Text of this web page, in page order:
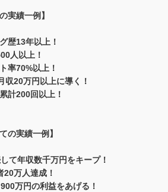
実績一例】
歴13年以上！
人以上！
率70%以上！
収20万円以上に導く！
計200回以上！
の実績一例】
て年収数千万円をキープ！
万人達成！
万円の利益をあげる！